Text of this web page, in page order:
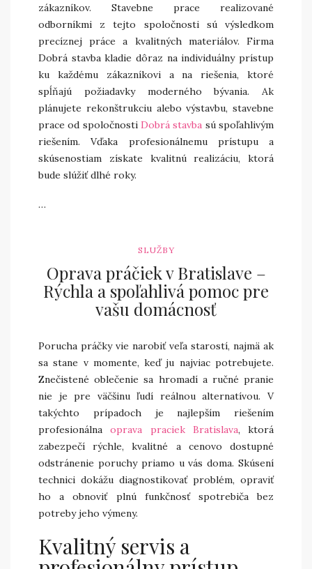
zákazníkov. Stavebne prace realizované
odborníkmi z tejto spoločnosti sú výsledkom
precíznej práce a kvalitných materiálov. Firma
Dobrá stavba kladie dôraz na individuálny prístup
ku každému zákazníkovi a na riešenia, ktoré
spĺňajú požiadavky moderného bývania. Ak
plánujete rekonštrukciu alebo výstavbu, stavebne
prace od spoločnosti Dobrá stavba sú spoľahlivým
riešením. Vďaka profesionálnemu prístupu a
skúsenostiam získate kvalitnú realizáciu, ktorá
bude slúžiť dlhé roky.
…
SLUŽBY
Oprava práčiek v Bratislave –
Rýchla a spoľahlivá pomoc pre
vašu domácnosť
Porucha práčky vie narobiť veľa starostí, najmä ak
sa stane v momente, keď ju najviac potrebujete.
Znečistené oblečenie sa hromadí a ručné pranie
nie je pre väčšinu ľudí reálnou alternatívou. V
takýchto prípadoch je najlepším riešením
profesionálnaoprava praciek Bratislava, ktorá
zabezpečí rýchle, kvalitné a cenovo dostupné
odstránenie poruchy priamo u vás doma. Skúsení
technici dokážu diagnostikovať problém, opraviť
ho a obnoviť plnú funkčnosť spotrebiča bez
potreby jeho výmeny.
Kvalitný servis a